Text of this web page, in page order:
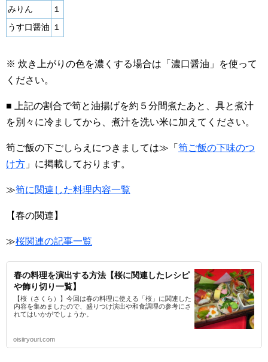
みりん
１
うす口醤油 １
※ 炊き上がりの色を濃くする場合は「濃口醤油」を使って
ください。
■ 上記の割合で筍と油揚げを約５分間煮たあと、具と煮汁
を別々に冷ましてから、煮汁を洗い米に加えてください。
筍ご飯の下ごしらえにつきましては≫「 筍ご飯の下味のつ
け方 」に掲載しております。
≫筍に関連した料理内容一覧
【春の関連】
≫桜関連の記事一覧
春の料理を演出する方法【桜に関連したレシピ
や飾り切り一覧】
【桜（さくら）】今回は春の料理に使える「桜」に関連した
内容を集めましたので、盛りつけ演出や和食調理の参考にさ
れてはいかがでしょうか。
oisiiryouri.com